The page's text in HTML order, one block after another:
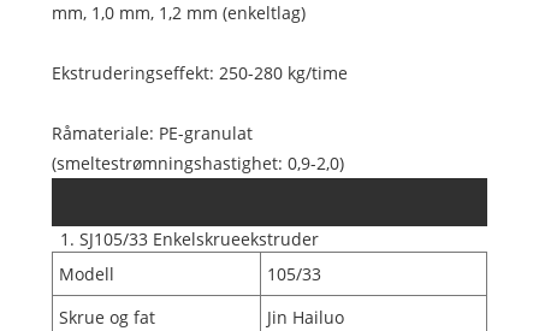
mm, 1,0 mm, 1,2 mm (enkeltlag)
Ekstruderingseffekt: 250-280 kg/time
Råmateriale: PE-granulat
(smeltestrømningshastighet: 0,9-2,0)
B. Tekniske spesifikasjoner for
kjernekomponenter
1. SJ105/33 Enkelskrueekstruder
Modell
105/33
Skrue og fat
Jin Hailuo